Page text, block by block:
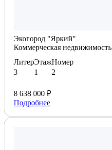
Экогород "Яркий"
Коммерческая недвижимость
Литер
3
Этаж
1
Номер
2
8 638 000 ₽
Подробнее